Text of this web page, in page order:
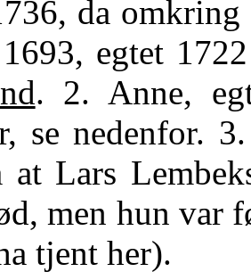
da
egtet
. 2. Anne,
se nedenfor.
at Lars
men hun var
tjent her).